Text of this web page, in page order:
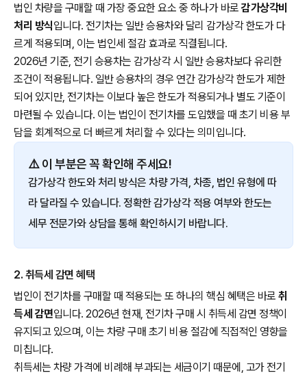
법인 차량을 구매할 때 가장 중요한 요소 중 하나가 바로 감가상각비
처리 방식입니다. 전기차는 일반 승용차와 달리 감가상각 한도가 다
르게 적용되며, 이는 법인세 절감 효과로 직결됩니다.
2026년 기준, 전기 승용차는 감가상각 시 일반 승용차보다 유리한
조건이 적용됩니다. 일반 승용차의 경우 연간 감가상각 한도가 제한
되어 있지만, 전기차는 이보다 높은 한도가 적용되거나 별도 기준이
마련될 수 있습니다. 이는 법인이 전기차를 도입했을 때 초기 비용 부
담을 회계적으로 더 빠르게 처리할 수 있다는 의미입니다.
⚠️ 이 부분은 꼭 확인해 주세요!
감가상각 한도와 처리 방식은 차량 가격, 차종, 법인 유형에 따
라 달라질 수 있습니다. 정확한 감가상각 적용 여부와 한도는
세무 전문가와 상담을 통해 확인하시기 바랍니다.
2. 취득세 감면 혜택
법인이 전기차를 구매할 때 적용되는 또 하나의 핵심 혜택은 바로 취
득세 감면입니다. 2026년 현재, 전기차 구매 시 취득세 감면 정책이
유지되고 있으며, 이는 차량 구매 초기 비용 절감에 직접적인 영향을
미칩니다.
취득세는 차량 가격에 비례해 부과되는 세금이기 때문에, 고가 전기